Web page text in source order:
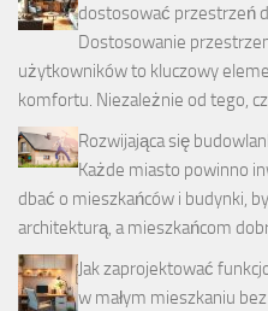
dostosować przestrzeń
Dostosowanie
użytkowników to kluczowy
komfortu. Niezależnie od tego,
Rozwijająca się
Każde miasto powinno
dbać o mieszkańców i budynki,
architekturą, a mieszkańcom
Jak zaprojektować
w małym mieszkaniu